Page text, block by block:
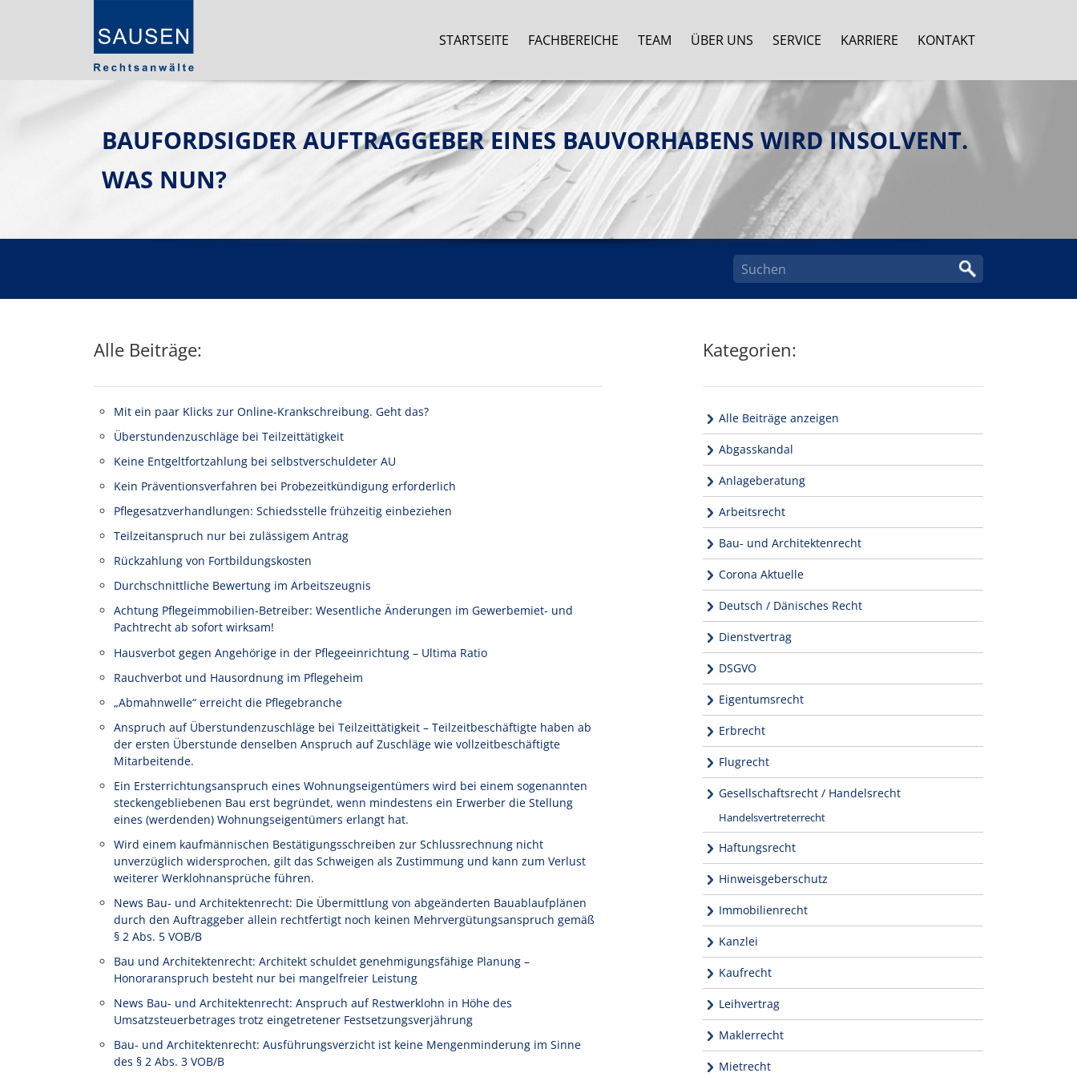
STARTSEITE FACHBEREICHE TEAM ÜBER UNS SERVICE KARRIERE KONTAKT
BAUFORDSIGDER AUFTRAGGEBER EINES BAUVORHABENS WIRD INSOLVENT.
WAS NUN?
Alle Beiträge:
Mit ein paar Klicks zur Online-Krankschreibung. Geht das?
Überstundenzuschläge bei Teilzeittätigkeit
Keine Entgeltfortzahlung bei selbstverschuldeter AU
Kein Präventionsverfahren bei Probezeitkündigung erforderlich
Pflegesatzverhandlungen: Schiedsstelle frühzeitig einbeziehen
Teilzeitanspruch nur bei zulässigem Antrag
Rückzahlung von Fortbildungskosten
Durchschnittliche Bewertung im Arbeitszeugnis
Achtung Pflegeimmobilien-Betreiber: Wesentliche Änderungen im Gewerbemiet- und
Pachtrecht ab sofort wirksam!
Hausverbot gegen Angehörige in der Pflegeeinrichtung – Ultima Ratio
Rauchverbot und Hausordnung im Pflegeheim
„Abmahnwelle“ erreicht die Pflegebranche
Anspruch auf Überstundenzuschläge bei Teilzeittätigkeit – Teilzeitbeschäftigte haben ab
der ersten Überstunde denselben Anspruch auf Zuschläge wie vollzeitbeschäftigte
Mitarbeitende.
Ein Ersterrichtungsanspruch eines Wohnungseigentümers wird bei einem sogenannten
steckengebliebenen Bau erst begründet, wenn mindestens ein Erwerber die Stellung
eines (werdenden) Wohnungseigentümers erlangt hat.
Wird einem kaufmännischen Bestätigungsschreiben zur Schlussrechnung nicht
unverzüglich widersprochen, gilt das Schweigen als Zustimmung und kann zum Verlust
weiterer Werklohnansprüche führen.
News Bau- und Architektenrecht: Die Übermittlung von abgeänderten Bauablaufplänen
durch den Auftraggeber allein rechtfertigt noch keinen Mehrvergütungsanspruch gemäß
§ 2 Abs. 5 VOB/B
Bau und Architektenrecht: Architekt schuldet genehmigungsfähige Planung –
Honoraranspruch besteht nur bei mangelfreier Leistung
News Bau- und Architektenrecht: Anspruch auf Restwerklohn in Höhe des
Umsatzsteuerbetrages trotz eingetretener Festsetzungsverjährung
Bau- und Architektenrecht: Ausführungsverzicht ist keine Mengenminderung im Sinne
des § 2 Abs. 3 VOB/B
Kategorien:
Alle Beiträge anzeigen
Abgasskandal
Anlageberatung
Arbeitsrecht
Bau- und Architektenrecht
Corona Aktuelle
Deutsch / Dänisches Recht
Dienstvertrag
DSGVO
Eigentumsrecht
Erbrecht
Flugrecht
Gesellschaftsrecht / Handelsrecht
Handelsvertreterrecht
Haftungsrecht
Hinweisgeberschutz
Immobilienrecht
Kanzlei
Kaufrecht
Leihvertrag
Maklerrecht
Mietrecht